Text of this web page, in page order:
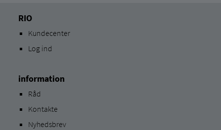
RIO
Kundecenter
Log ind
information
Råd
Kontakte
Nyhedsbrev